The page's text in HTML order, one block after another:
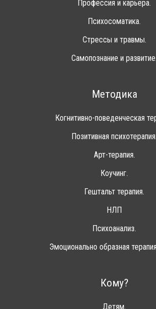
Профессия и карьера.
Психосоматика.
Стрессы и травмы.
Самопознание и развитие.
Методика
Когнитивно-поведенческая
Позитивная психотерапия.
Арт-терапия.
Коучинг.
Гештальт терапия.
НЛП
Психоанализ.
Эмоционально образная
Кому?
Детям.